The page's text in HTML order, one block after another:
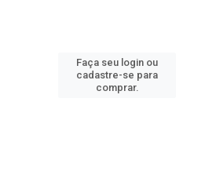
Faça seu login ou
cadastre-se para
comprar.